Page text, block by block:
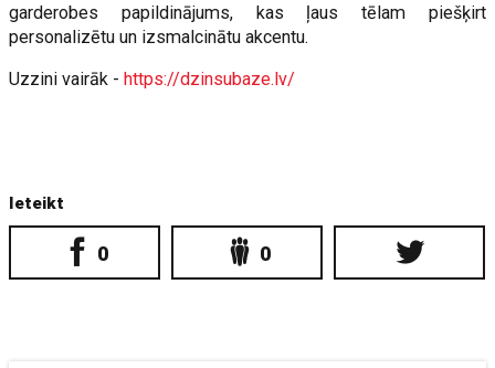
garderobes papildinājums, kas ļaus tēlam piešķirt
personalizētu un izsmalcinātu akcentu.
Uzzini vairāk - https://dzinsubaze.lv/
Ieteikt
0 0